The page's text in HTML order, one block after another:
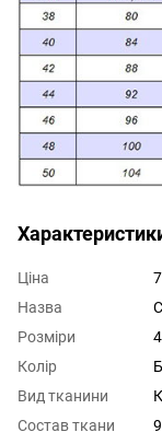
Ціна
Назва
Розміри
Колір
Вид тканини
Состав ткани